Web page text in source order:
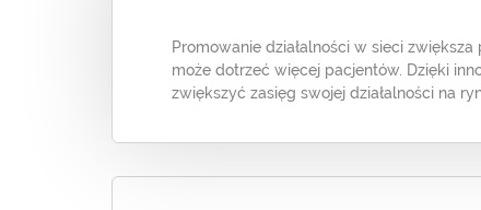
Promowanie działalności w sieci
może dotrzeć więcej pacjentów. Dzięki
zwiększyć zasięg swojej działalności na